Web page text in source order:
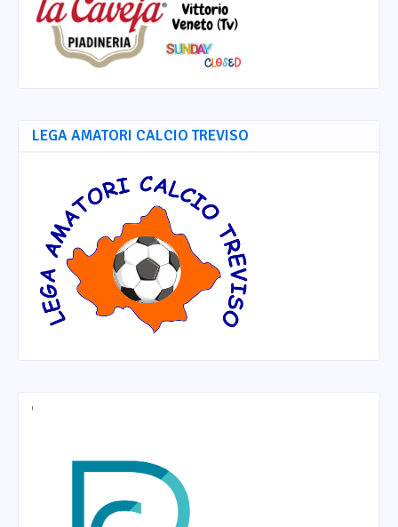
LEGA AMATORI CALCIO TREVISO